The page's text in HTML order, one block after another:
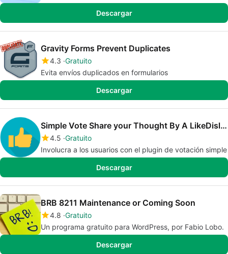
Descargar
Gravity Forms Prevent Duplicates
4.3 Gratuito
Evita envíos duplicados en formularios
Descargar
Simple Vote Share your Thought By A LikeDislike Vote
4.5 Gratuito
Involucra a los usuarios con el plugin de votación simple
Descargar
BRB 8211 Maintenance or Coming Soon
4.8 Gratuito
Un programa gratuito para WordPress, por Fabio Lobo.
Descargar